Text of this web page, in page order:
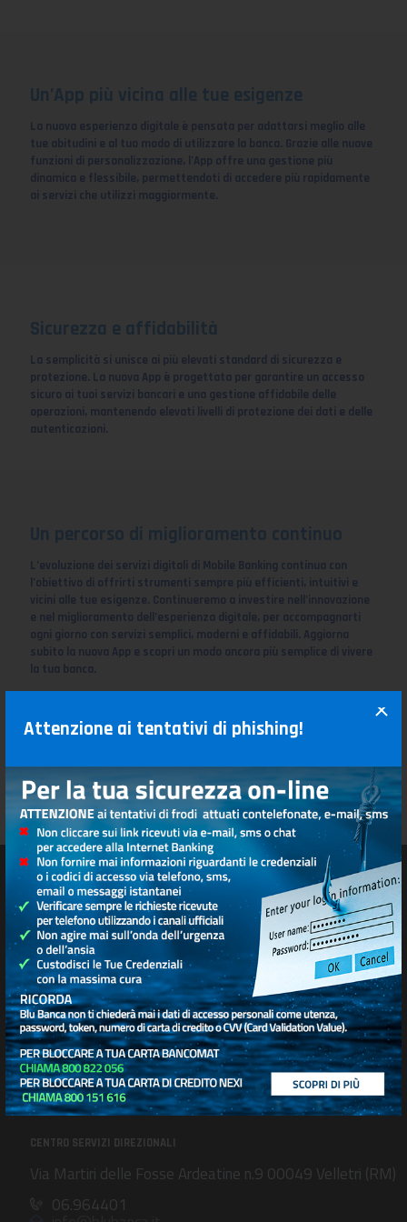
Un’App più vicina alle tue esigenze
La nuova esperienza digitale è pensata per adattarsi meglio alle
tue abitudini e al tuo modo di utilizzare la banca. Grazie alle nuove
funzioni di personalizzazione, l’App offre una gestione più
dinamica e flessibile, permettendoti di accedere più rapidamente
ai servizi che utilizzi maggiormente.
Sicurezza e affidabilità
La semplicità si unisce ai più elevati standard di sicurezza e
protezione. La nuova App è progettata per garantire un accesso
sicuro ai tuoi servizi bancari e una gestione affidabile delle
operazioni, mantenendo elevati livelli di protezione dei dati e delle
autenticazioni.
Un percorso di miglioramento continuo
L’evoluzione dei servizi digitali di Mobile Banking continua con
l’obiettivo di offrirti strumenti sempre più efficienti, intuitivi e
vicini alle tue esigenze. Continueremo a investire nell’innovazione
e nel miglioramento dell’esperienza digitale, per accompagnarti
ogni giorno con servizi semplici, moderni e affidabili. Aggiorna
subito la nuova App e scopri un modo ancora più semplice di vivere
la tua banca.
SEDE SOCIALE E DIREZIONE GENERALE
Viale del Caravaggio n. 39 00147 Roma
06.51303111
info@blubanca.it
CENTRO SERVIZI DIREZIONALI
Via Martiri delle Fosse Ardeatine n.9 00049 Velletri (RM)
06.964401
Attenzione ai tentativi di phishing!